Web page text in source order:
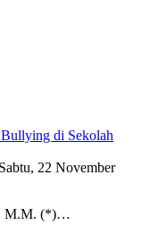
di Sekolah
Sabtu, 22 November
M.M. (*)…